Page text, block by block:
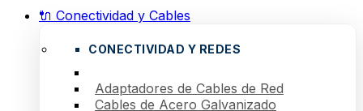
🔌 Conectividad y Cables
CONECTIVIDAD Y REDES
Adaptadores de Cables de Red
Cables de Acero Galvanizado